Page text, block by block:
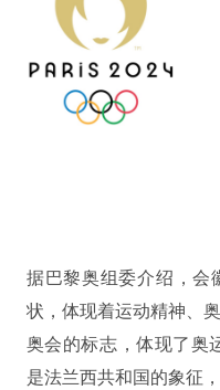
据巴黎奥组委介绍，会
状，体现着运动精神、
奥会的标志，体现了奥
是法兰西共和国的象征